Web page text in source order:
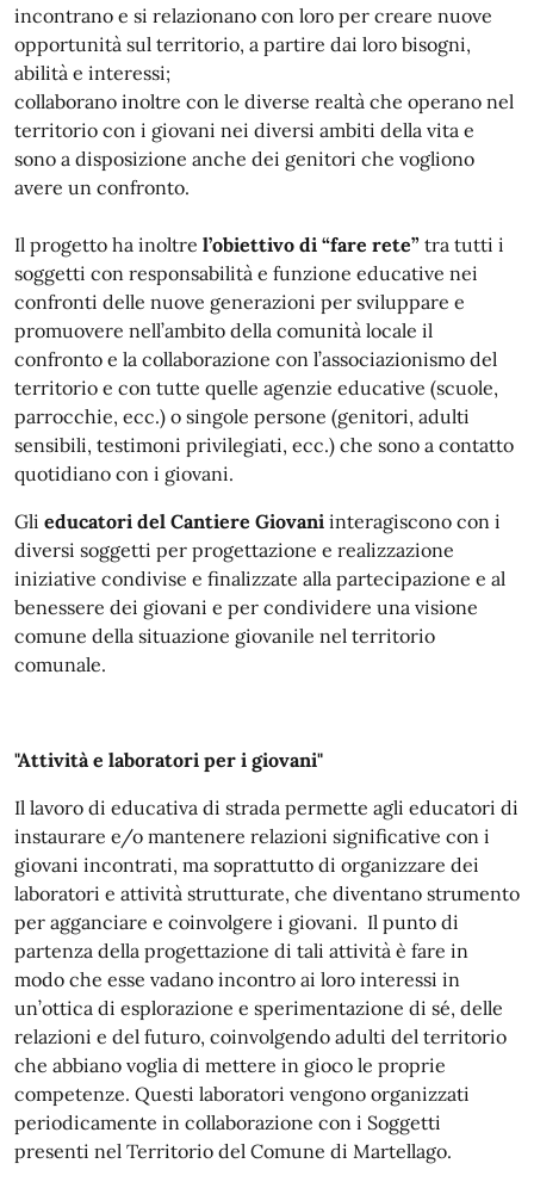
incontrano e si relazionano con loro per creare nuove
opportunità sul territorio, a partire dai loro bisogni,
abilità e interessi;
collaborano inoltre con le diverse realtà che operano nel
territorio con i giovani nei diversi ambiti della vita e
sono a disposizione anche dei genitori che vogliono
avere un confronto.
Il progetto ha inoltre l’obiettivo di “fare rete” tra tutti i
soggetti con responsabilità e funzione educative nei
confronti delle nuove generazioni per sviluppare e
promuovere nell’ambito della comunità locale il
confronto e la collaborazione con l’associazionismo del
territorio e con tutte quelle agenzie educative (scuole,
parrocchie, ecc.) o singole persone (genitori, adulti
sensibili, testimoni privilegiati, ecc.) che sono a contatto
quotidiano con i giovani.
Gli educatori del Cantiere Giovani interagiscono con i
diversi soggetti per progettazione e realizzazione
iniziative condivise e finalizzate alla partecipazione e al
benessere dei giovani e per condividere una visione
comune della situazione giovanile nel territorio
comunale.
"Attività e laboratori per i giovani"
Il lavoro di educativa di strada permette agli educatori di
instaurare e/o mantenere relazioni significative con i
giovani incontrati, ma soprattutto di organizzare dei
laboratori e attività strutturate, che diventano strumento
per agganciare e coinvolgere i giovani. Il punto di
partenza della progettazione di tali attività è fare in
modo che esse vadano incontro ai loro interessi in
un’ottica di esplorazione e sperimentazione di sé, delle
relazioni e del futuro, coinvolgendo adulti del territorio
che abbiano voglia di mettere in gioco le proprie
competenze. Questi laboratori vengono organizzati
periodicamente in collaborazione con i Soggetti
presenti nel Territorio del Comune di Martellago.